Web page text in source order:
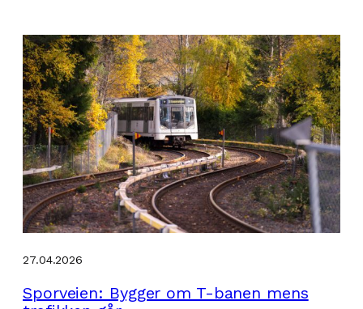
27.04.2026
Sporveien: Bygger om T-banen mens